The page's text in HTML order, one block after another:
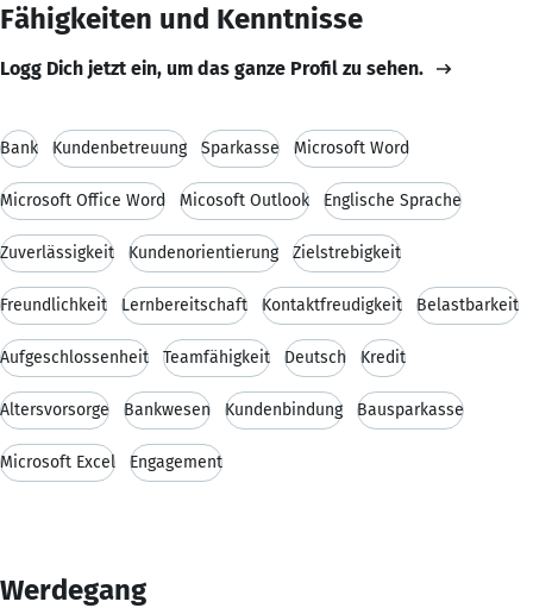
Fähigkeiten und Kenntnisse
Logg Dich jetzt ein, um das ganze Profil zu sehen.
Bank Kundenbetreuung Sparkasse Microsoft Word
Microsoft Office Word Micosoft Outlook Englische Sprache
Zuverlässigkeit Kundenorientierung Zielstrebigkeit
Freundlichkeit Lernbereitschaft Kontaktfreudigkeit Belastbarkeit
Aufgeschlossenheit Teamfähigkeit Deutsch Kredit
Altersvorsorge Bankwesen Kundenbindung Bausparkasse
Microsoft Excel Engagement
Werdegang